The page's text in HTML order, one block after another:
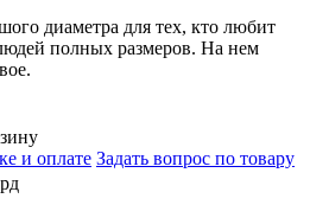
диаметра для тех, кто любит
полных размеров. На нем
и оплате Задать вопрос по товару